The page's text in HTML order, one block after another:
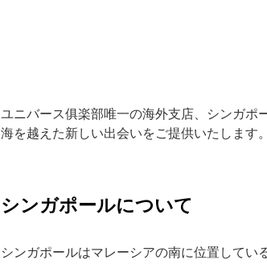
ユニバース俱楽部唯一の海外支店、シンガポ
海を越えた新しい出会いをご提供いたします。
シンガポールについて
シンガポールはマレーシアの南に位置してい